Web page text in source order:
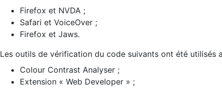
Firefox et NVDA ;
Safari et VoiceOver ;
Firefox et Jaws.
Les outils de vérification du code suivants ont été utilisés
Colour Contrast Analyser ;
Extension « Web Developer » ;